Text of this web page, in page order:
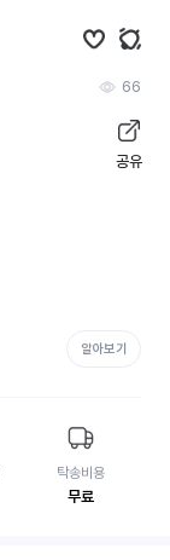
66
공유
알아보기
탁송비용
무료